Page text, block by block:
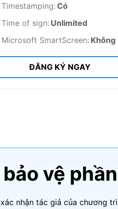
Timestamping: Có
Time of sign: Unlimited
Microsoft SmartScreen: Không
ĐĂNG KÝ NGAY
vệ
nhận tác giả của chương